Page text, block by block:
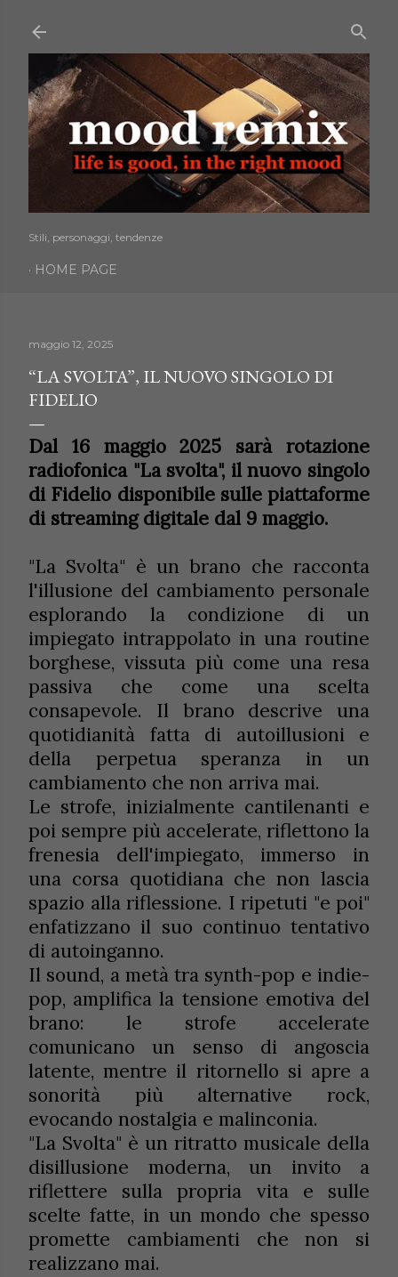
Stili, personaggi, tendenze
HOME PAGE
maggio 12, 2025
“LA SVOLTA”, IL NUOVO SINGOLO DI
FIDELIO
Dal 16 maggio 2025 sarà rotazione
radiofonica "La svolta", il nuovo singolo
di Fidelio disponibile sulle piattaforme
di streaming digitale dal 9 maggio.
"La Svolta" è un brano che racconta
l'illusione del cambiamento personale
esplorando la condizione di un
impiegato intrappolato in una routine
borghese, vissuta più come una resa
passiva che come una scelta
consapevole. Il brano descrive una
quotidianità fatta di autoillusioni e
della perpetua speranza in un
cambiamento che non arriva mai.
Le strofe, inizialmente cantilenanti e
poi sempre più accelerate, riflettono la
frenesia dell'impiegato, immerso in
una corsa quotidiana che non lascia
spazio alla riflessione. I ripetuti "e poi"
enfatizzano il suo continuo tentativo
di autoinganno.
Il sound, a metà tra synth-pop e indie-
pop, amplifica la tensione emotiva del
brano: le strofe accelerate
comunicano un senso di angoscia
latente, mentre il ritornello si apre a
sonorità più alternative rock,
evocando nostalgia e malinconia.
"La Svolta" è un ritratto musicale della
disillusione moderna, un invito a
riflettere sulla propria vita e sulle
scelte fatte, in un mondo che spesso
promette cambiamenti che non si
realizzano mai.